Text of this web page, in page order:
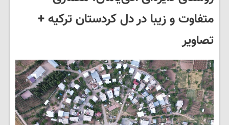
متفاوت و زیبا در دل کردستان ترکیه +
تصاویر